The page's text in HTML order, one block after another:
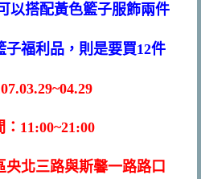
以搭配黃色籃子服飾兩件
子福利品，則是要買12件
11:00~21:00
北三路與斯馨一路路口